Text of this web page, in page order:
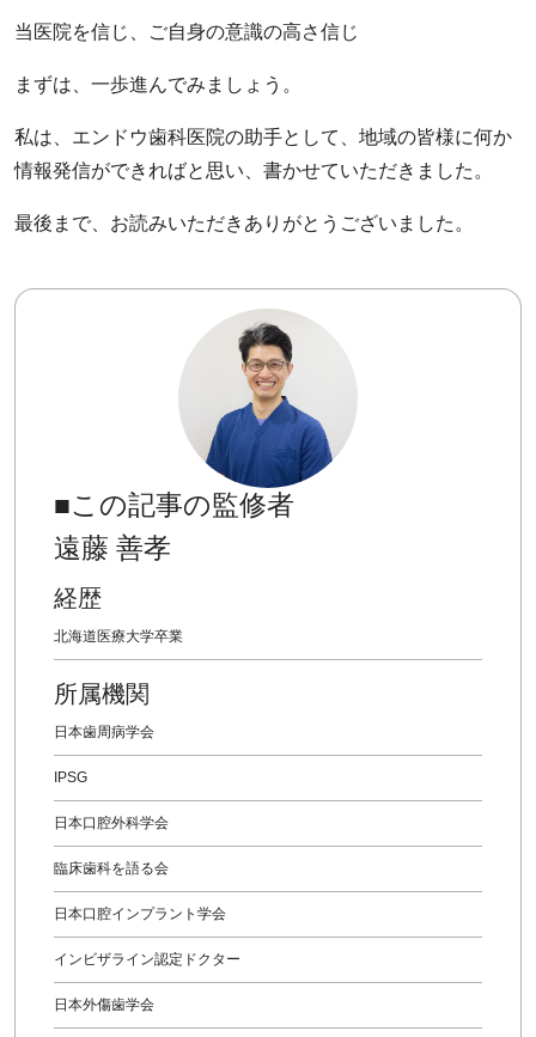
当医院を信じ、ご自身の意識の高さ信じ
まずは、一歩進んでみましょう。
私は、エンドウ歯科医院の助手として、地域の皆様に何か
情報発信ができればと思い、書かせていただきました。
最後まで、お読みいただきありがとうございました。
■この記事の監修者
遠藤 善孝
経歴
北海道医療大学卒業
所属機関
日本歯周病学会
IPSG
日本口腔外科学会
臨床歯科を語る会
日本口腔インプラント学会
インビザライン認定ドクター
日本外傷歯学会